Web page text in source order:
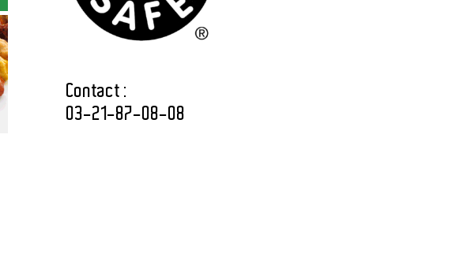
Contact :
03-21-87-08-08